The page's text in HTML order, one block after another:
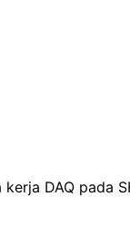
DAQ pada